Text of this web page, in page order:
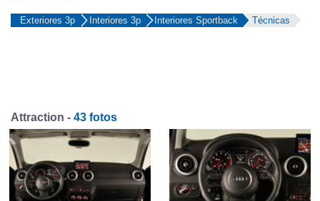
Exteriores 3p Interiores 3p Interiores Sportback Técnicas
Attraction - 43 fotos